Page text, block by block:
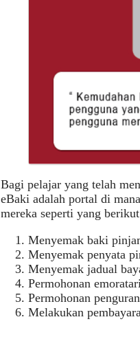
Bagi pelajar yang telah
eBaki adalah portal di
mereka seperti yang
Menyemak baki
Menyemak penyata
Menyemak jadual
Permohonan
Permohonan
Melakukan